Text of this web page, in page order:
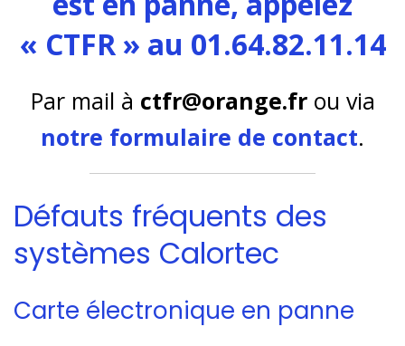
« CTFR » au 01.64.82.11.14
Par mail à ctfr@orange.frou via
notre formulaire de contact.
Défauts fréquents des
systèmes Calortec
Carte électronique en panne